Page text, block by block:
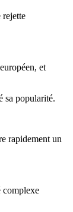
rejette
et
sa popularité.
rapidement un
complexe